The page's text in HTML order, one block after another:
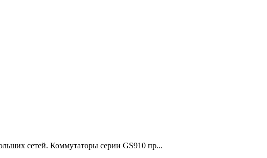
сетей. Коммутаторы серии GS910 пр...